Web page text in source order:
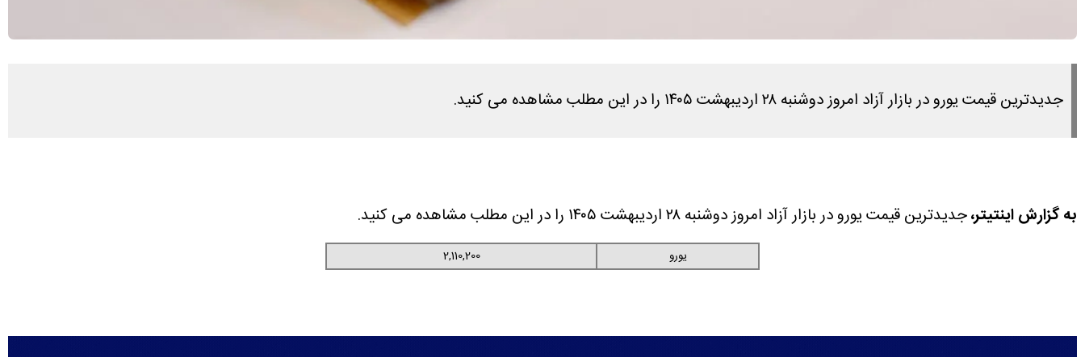
جدیدترین قیمت یورو در بازار آزاد امروز دوشنبه ۲۸ اردیبهشت ۱۴۰۵ را در این مطلب مشاهده می کنید.
به گزارش اینتیتر،جدیدترین قیمت یورو در بازار آزاد امروز دوشنبه ۲۸ اردیبهشت ۱۴۰۵ را در این مطلب مشاهده می کنید.
یورو 2,110,200